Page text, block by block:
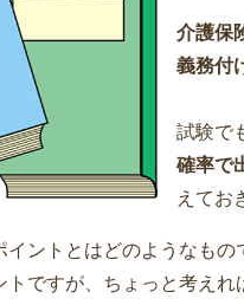
介護保
義務付
試験で
確率で
えてお
イントとはどのようなもの
トですが、ちょっと考え